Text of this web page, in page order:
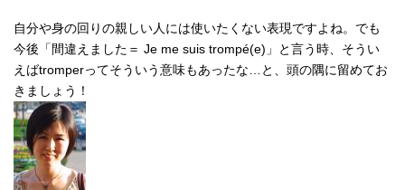
自分や身の回りの親しい人には使いたくない表現ですよね。でも
今後「間違えました＝ Je me suis trompé(e)」と言う時、そうい
えばtromperってそういう意味もあったな…と、頭の隅に留めてお
きましょう！